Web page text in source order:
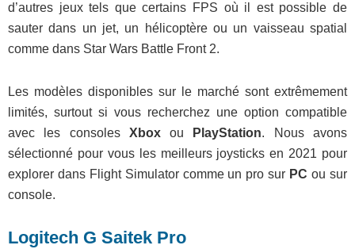
d’autres jeux tels que certains FPS où il est possible de
sauter dans un jet, un hélicoptère ou un vaisseau spatial
comme dans Star Wars Battle Front 2.
Les modèles disponibles sur le marché sont extrêmement
limités, surtout si vous recherchez une option compatible
avec les consoles Xboxou PlayStation. Nous avons
sélectionné pour vous les meilleurs joysticks en 2021 pour
explorer dans Flight Simulator comme un pro sur PC ou sur
console.
Logitech G Saitek Pro